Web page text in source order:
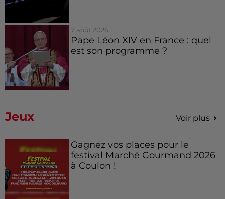
7 août 2026
Pape Léon XIV en France : quel
est son programme ?
Jeux Voir plus
Gagnez vos places pour le
festival Marché Gourmand 2026
à Coulon !